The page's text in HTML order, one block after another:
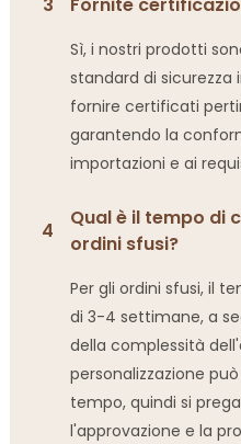
Sì, i nostri prodotti
standard di sicurezza
fornire certificati
garantendo la
importazioni e ai
4
Qual è il tempo di
ordini sfusi?
Per gli ordini sfusi, il
di 3-4 settimane, a
della complessità
personalizzazione
tempo, quindi si
l'approvazione e la